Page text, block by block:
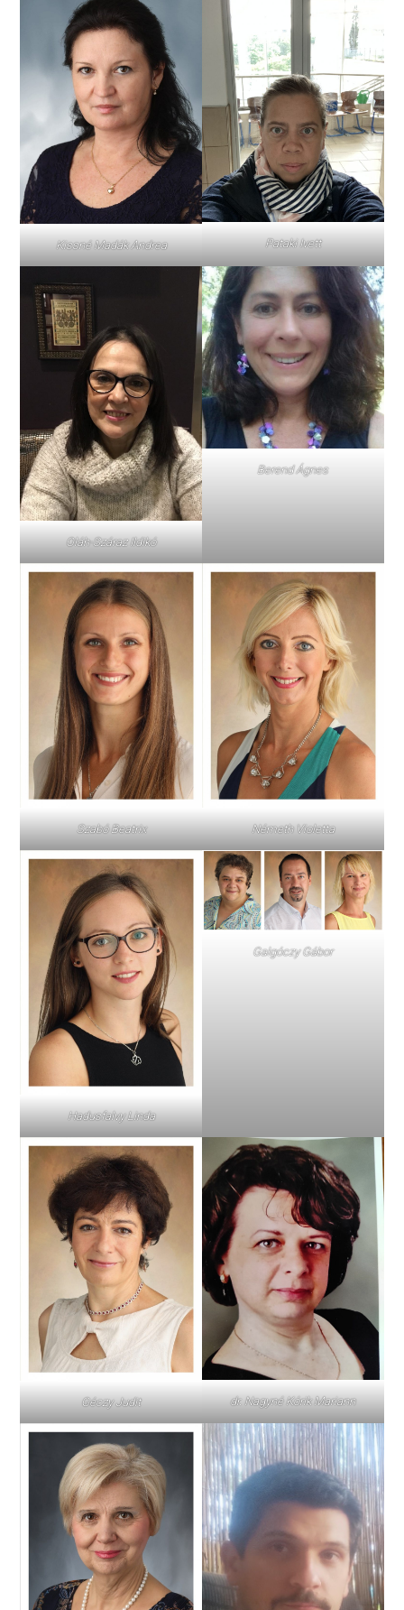
Kissné Madák Andrea Pataki Ivett
Oláh-Száraz Ildikó
Berend Ágnes
Szabó Beatrix Németh Violetta
Hadusfalvy Linda
Galgóczy Gábor
Géczy Judit dr. Nagyné Kórik Mariann